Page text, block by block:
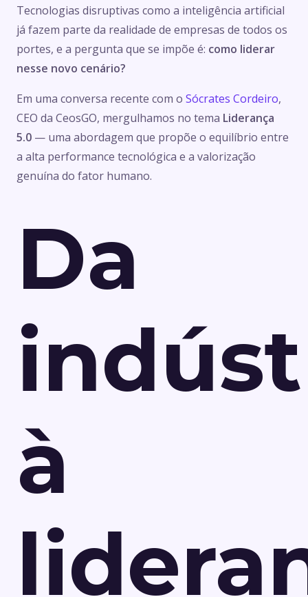
Tecnologias disruptivas como a inteligência artificial
já fazem parte da realidade de empresas de todos os
portes, e a pergunta que se impõe é: como liderar
nesse novo cenário?
Em uma conversa recente com o Sócrates Cordeiro,
CEO da CeosGO, mergulhamos no tema Liderança
5.0 — uma abordagem que propõe o equilíbrio entre
a alta performance tecnológica e a valorização
genuína do fator humano.
Da
à